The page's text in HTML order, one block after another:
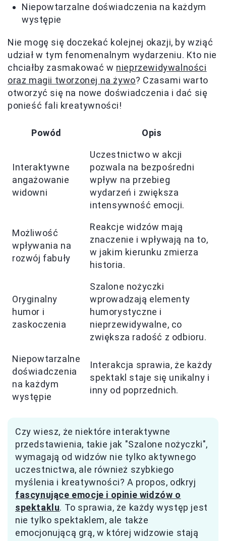
Niepowtarzalne doświadczenia na każdym
występie
Nie mogę się doczekać kolejnej okazji, by wziąć
udział w tym fenomenalnym wydarzeniu. Kto nie
chciałby zasmakować w nieprzewidywalności
oraz magii tworzonej na żywo? Czasami warto
otworzyć się na nowe doświadczenia i dać się
ponieść fali kreatywności!
Powód Opis
Interaktywne
angażowanie
widowni
Uczestnictwo w akcji
pozwala na bezpośredni
wpływ na przebieg
wydarzeń i zwiększa
intensywność emocji.
Możliwość
wpływania na
rozwój fabuły
Reakcje widzów mają
znaczenie i wpływają na to,
w jakim kierunku zmierza
historia.
Oryginalny
humor i
zaskoczenia
Szalone nożyczki
wprowadzają elementy
humorystyczne i
nieprzewidywalne, co
zwiększa radość z odbioru.
Niepowtarzalne
doświadczenia
na każdym
występie
Interakcja sprawia, że każdy
spektakl staje się unikalny i
inny od poprzednich.
Czy wiesz, że niektóre interaktywne
przedstawienia, takie jak "Szalone nożyczki",
wymagają od widzów nie tylko aktywnego
uczestnictwa, ale również szybkiego
myślenia i kreatywności? A propos, odkryj
fascynujące emocje i opinie widzów o
spektaklu. To sprawia, że każdy występ jest
nie tylko spektaklem, ale także
emocjonującą grą, w której widzowie stają